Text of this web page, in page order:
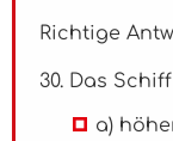
Richtige
30. Das
a)